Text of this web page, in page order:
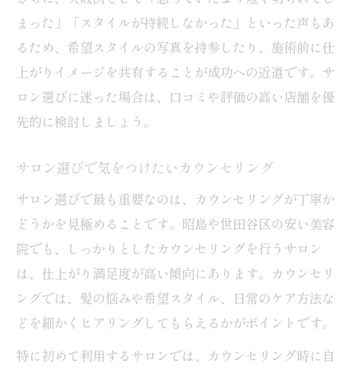
まった」「スタイルが持続しなかった」といった声もあ
るため、希望スタイルの写真を持参したり、施術前に仕
上がりイメージを共有することが成功への近道です。サ
ロン選びに迷った場合は、口コミや評価の高い店舗を優
先的に検討しましょう。
サロン選びで気をつけたいカウンセリング
サロン選びで最も重要なのは、カウンセリングが丁寧か
どうかを見極めることです。昭島や世田谷区の安い美容
院でも、しっかりとしたカウンセリングを行うサロン
は、仕上がり満足度が高い傾向にあります。カウンセリ
ングでは、髪の悩みや希望スタイル、日常のケア方法な
どを細かくヒアリングしてもらえるかがポイントです。
特に初めて利用するサロンでは、カウンセリング時に自